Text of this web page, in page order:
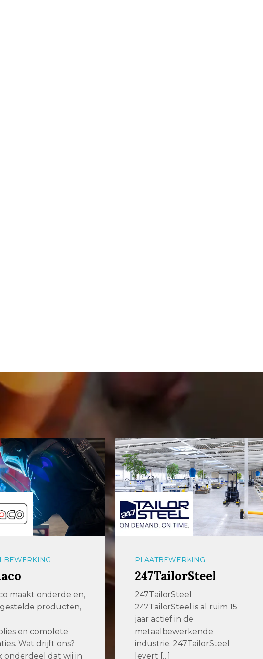
maakt onderdelen,
producten,
en complete
Wat drijft ons?
onderdeel dat wij in
PLAATBEWERKING
247TailorSteel
247TailorSteel
247TailorSteel is al ruim 15
jaar actief in de
metaalbewerkende
industrie. 247TailorSteel
levert […]